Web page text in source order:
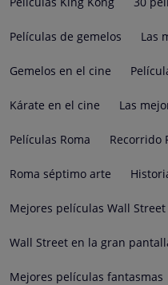
Películas de gemelos Las
Gemelos en el cine
Kárate en el cine Las
Películas Roma Recorrido
Roma séptimo arte
Mejores películas Wall Street
Wall Street en la gran
Mejores películas fantasmas